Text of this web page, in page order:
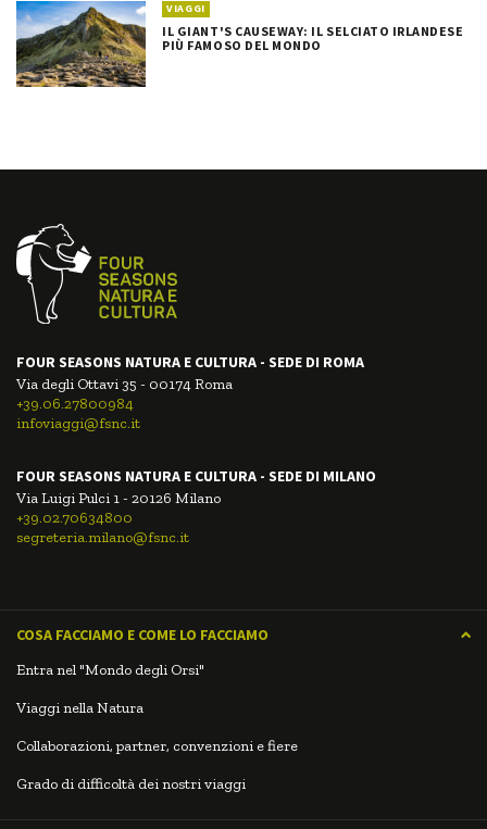
VIAGGI
IL GIANT'S CAUSEWAY: IL SELCIATO IRLANDESE
PIÙ FAMOSO DEL MONDO
FOUR SEASONS NATURA E CULTURA - SEDE DI ROMA
Via degli Ottavi 35 - 00174 Roma
+39.06.27800984
infoviaggi@fsnc.it
FOUR SEASONS NATURA E CULTURA - SEDE DI MILANO
Via Luigi Pulci 1 - 20126 Milano
+39.02.70634800
segreteria.milano@fsnc.it
COSA FACCIAMO E COME LO FACCIAMO
Entra nel "Mondo degli Orsi"
Viaggi nella Natura
Collaborazioni, partner, convenzioni e fiere
Grado di difficoltà dei nostri viaggi